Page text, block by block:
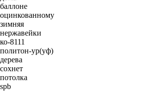
баллоне
оцинкованному
зимняя
нержавейки
ко-8111
политон-ур(уф)
дерева
сохнет
потолка
spb